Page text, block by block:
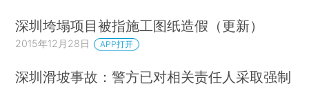
深圳垮塌项目被指施工图纸造假（更新）
2015年12月28日 APP打开
深圳滑坡事故：警方已对相关责任人采取强制